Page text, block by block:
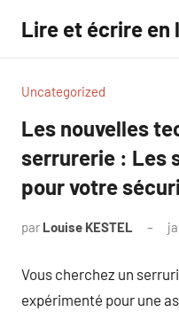
contenu
Lire et écrire en
Uncategorized
Les nouvelles
serrurerie : Les
pour votre
par Louise KESTEL
Vous cherchez un
expérimenté pour une